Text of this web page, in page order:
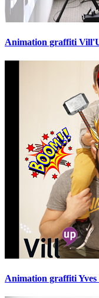
Animation graffiti
Animation graffiti